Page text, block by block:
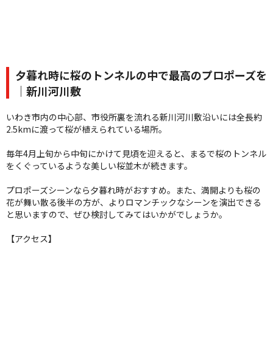
夕暮れ時に桜のトンネルの中で最高のプロポーズを
｜新川河川敷
いわき市内の中心部、市役所裏を流れる新川河川敷沿いには全長約
2.5kmに渡って桜が植えられている場所。
毎年4月上旬から中旬にかけて見頃を迎えると、まるで桜のトンネル
をくぐっているような美しい桜並木が続きます。
プロポーズシーンなら夕暮れ時がおすすめ。また、満開よりも桜の
花が舞い散る後半の方が、よりロマンチックなシーンを演出できる
と思いますので、ぜひ検討してみてはいかがでしょうか。
【アクセス】